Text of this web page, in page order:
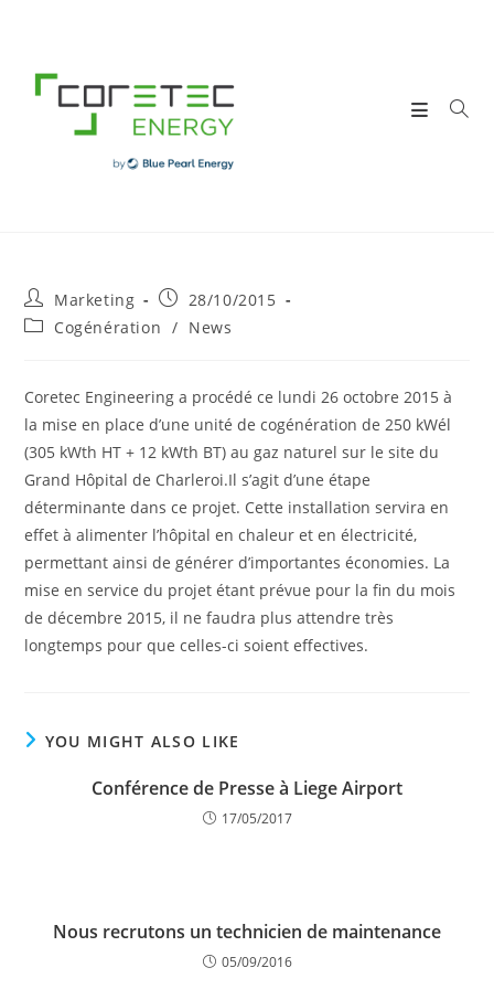
content
Post
author:
Marketing
Post
published:
28/10/2015
PostCogénération / News
Coretec Engineering a procédé ce lundi 26 octobre 2015 à
la mise en place d’une unité de cogénération de 250 kWél
(305 kWth HT + 12 kWth BT) au gaz naturel sur le site du
Grand Hôpital de Charleroi.Il s’agit d’une étape
déterminante dans ce projet. Cette installation servira en
effet à alimenter l’hôpital en chaleur et en électricité,
permettant ainsi de générer d’importantes économies. La
mise en service du projet étant prévue pour la fin du mois
de décembre 2015, il ne faudra plus attendre très
longtemps pour que celles-ci soient effectives.
YOU MIGHT ALSO LIKE
Conférence de Presse à Liege Airport
17/05/2017
Nous recrutons un technicien de maintenance
05/09/2016